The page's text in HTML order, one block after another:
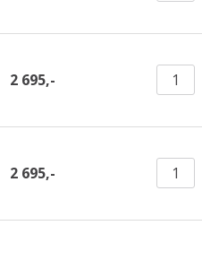
2 695,-
2 695,-